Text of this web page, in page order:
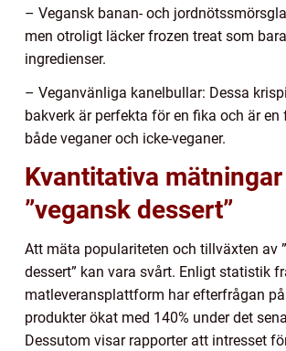
– Vegansk banan- och
men otroligt läcker frozen treat som
ingredienser.
– Veganvänliga kanelbullar: Dessa
bakverk är perfekta för en fika och är en
både veganer och icke-veganer.
Kvantitativa
”vegansk dessert”
Att mäta populariteten och tillväxten av
dessert” kan vara svårt. Enligt statistik
matleveransplattform har efterfrågan
produkter ökat med 140% under det
Dessutom visar rapporter att intresset